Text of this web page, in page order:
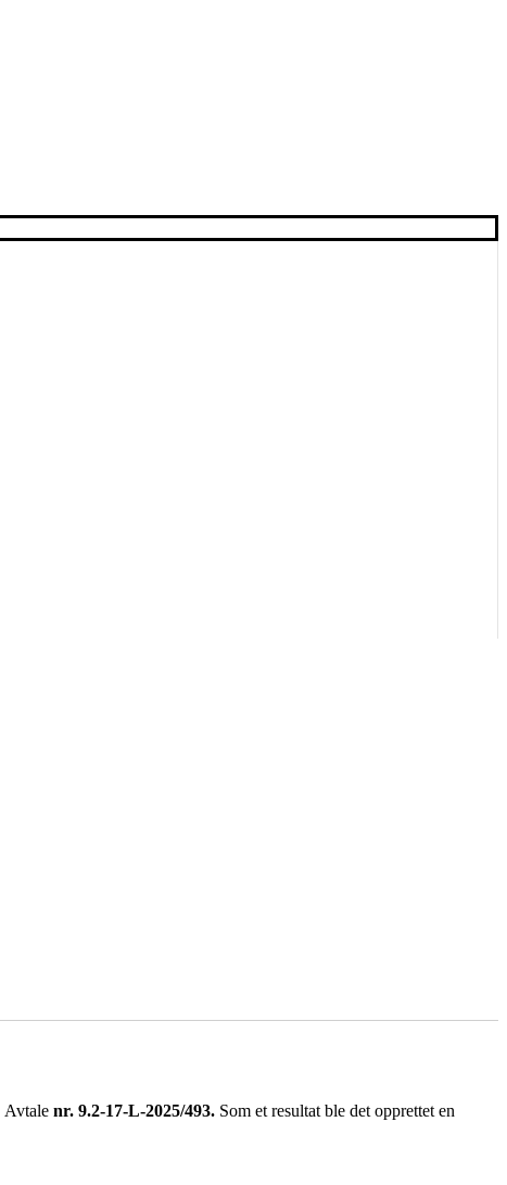
Avtale nr. 9.2-17-L-2025/493. Som et resultat ble det opprettet en